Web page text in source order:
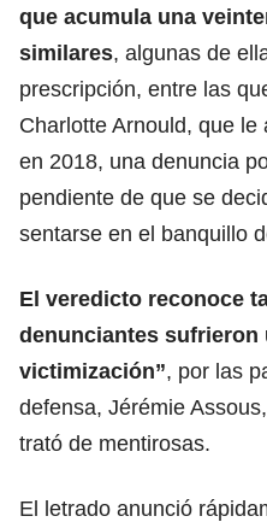
que acumula una
similares, algunas de
prescripción, entre las
Charlotte Arnould, que
en 2018, una denuncia
pendiente de que se
sentarse en el banquillo
El veredicto reconoce
denunciantes sufrieron
victimización”, por las
defensa, Jérémie
trató de mentirosas.
El letrado anunció